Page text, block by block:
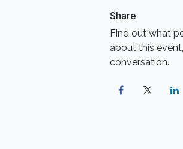
Share
Find out what
about this
conversation.